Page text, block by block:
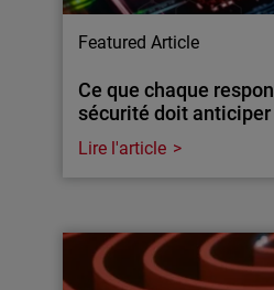
Featured Article
Ce que chaque
sécurité doit anticiper
Lire l'article